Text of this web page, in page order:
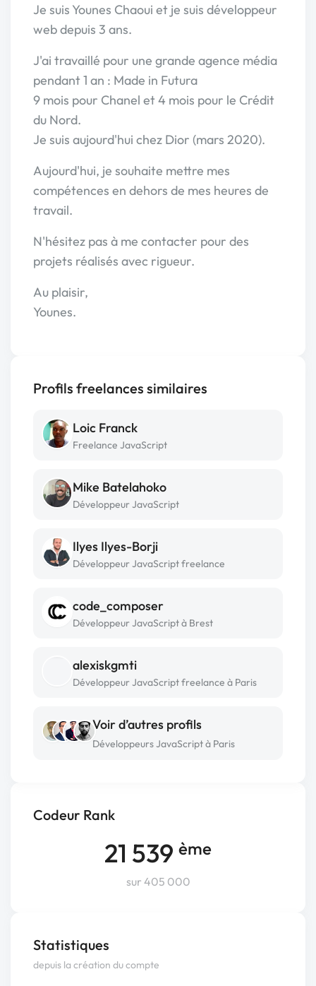
Codeur Rank
21 539 ème
sur 405 000
Statistiques
depuis la création du compte
Je suis Younes Chaoui et je suis développeur
web depuis 3 ans.
J'ai travaillé pour une grande agence média
pendant 1 an : Made in Futura
9 mois pour Chanel et 4 mois pour le Crédit
du Nord.
Je suis aujourd'hui chez Dior (mars 2020).
Aujourd'hui, je souhaite mettre mes
compétences en dehors de mes heures de
travail.
N'hésitez pas à me contacter pour des
projets réalisés avec rigueur.
Au plaisir,
Younes.
Profils freelances similaires
Loic Franck
Freelance JavaScript
Mike Batelahoko
Développeur JavaScript
Ilyes Ilyes-Borji
Développeur JavaScript freelance
code_composer
Développeur JavaScript à Brest
alexiskgmti
Développeur JavaScript freelance à Paris
Voir d’autres profils
Développeurs JavaScript à Paris